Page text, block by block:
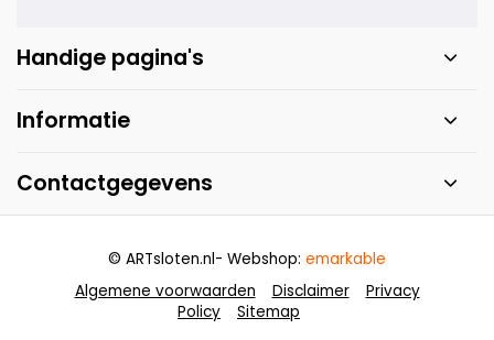
Handige pagina's
Informatie
Contactgegevens
Algemene voorwaarden Disclaimer
Privacy
Policy
Sitemap
© ARTsloten.nl- Webshop: emarkable